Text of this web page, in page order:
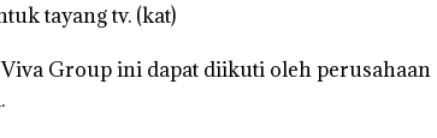
tayang tv. (kat)
Group ini dapat diikuti oleh perusahaan